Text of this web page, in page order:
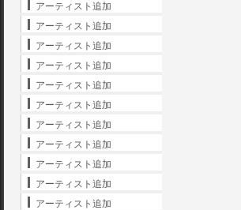
アーティスト追加
アーティスト追加
アーティスト追加
アーティスト追加
アーティスト追加
アーティスト追加
アーティスト追加
アーティスト追加
アーティスト追加
アーティスト追加
アーティスト追加